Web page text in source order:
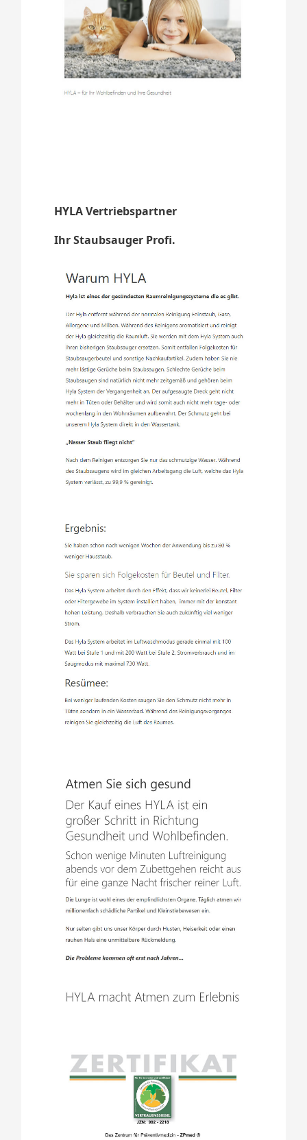
HYLA Vertriebspartner
Ihr Staubsauger Profi.